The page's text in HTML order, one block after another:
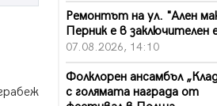
Ремонтът на ул. "Ален
Перник е в заключителен
07.08.2026, 14:10
Фолклорен ансамбъл
с голямата награда от